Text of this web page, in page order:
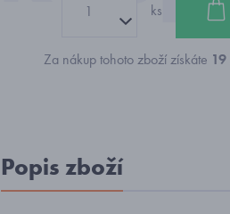
ks
Za nákup tohoto zboží získáte 19
Popis zboží